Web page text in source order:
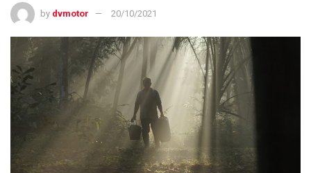
by dvmotor 20/10/2021